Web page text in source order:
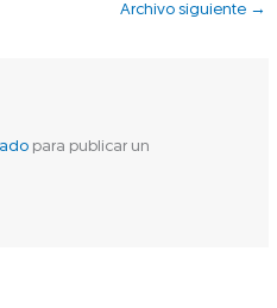
Archivo siguiente →
para publicar un